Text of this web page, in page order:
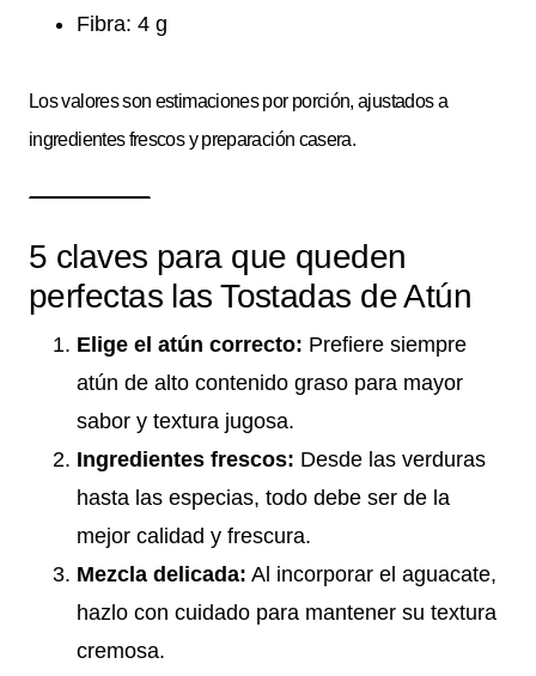
Fibra: 4 g
Los valores son estimaciones por porción, ajustados a
ingredientes frescos y preparación casera.
5 claves para que queden
perfectas las Tostadas de Atún
Elige el atún correcto: Prefiere siempre
atún de alto contenido graso para mayor
sabor y textura jugosa.
Ingredientes frescos: Desde las verduras
hasta las especias, todo debe ser de la
mejor calidad y frescura.
Mezcla delicada: Al incorporar el aguacate,
hazlo con cuidado para mantener su textura
cremosa.